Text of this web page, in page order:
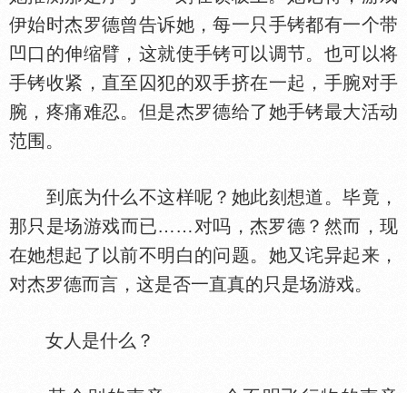
伊始时杰罗德曾告诉她，每一只手铐都有一个带
凹口的伸缩臂，这就使手铐可以调节。也可以将
手铐收紧，直至囚犯的双手挤在一起，手腕对手
腕，疼痛难忍。但是杰罗德给了她手铐最大活动
范围。
到底为什么不这样呢？她此刻想道。毕竟，
那只是场游戏而已……对吗，杰罗德？然而，现
在她想起了以前不明白的问题。她又诧异起来，
对杰罗德而言，这是否一直真的只是场游戏。
女人是什么？